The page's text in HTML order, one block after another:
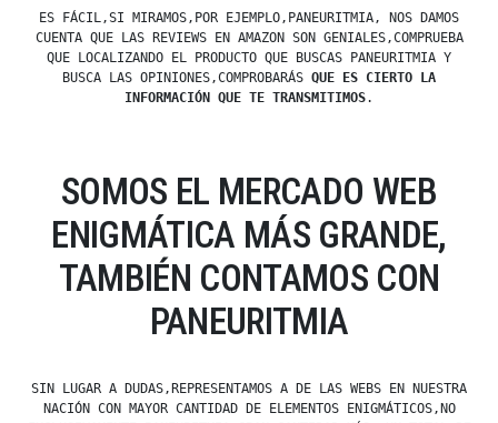
ES FÁCIL,SI MIRAMOS,POR EJEMPLO,PANEURITMIA, NOS DAMOS
CUENTA QUE LAS REVIEWS EN AMAZON SON GENIALES,COMPRUEBA
QUE LOCALIZANDO EL PRODUCTO QUE BUSCAS PANEURITMIA Y
BUSCA LAS OPINIONES,COMPROBARÁS QUE ES CIERTO LA
INFORMACIÓN QUE TE TRANSMITIMOS.
SOMOS EL MERCADO WEB
ENIGMÁTICA MÁS GRANDE,
TAMBIÉN CONTAMOS CON
PANEURITMIA
SIN LUGAR A DUDAS,REPRESENTAMOS A DE LAS WEBS EN NUESTRA
NACIÓN CON MAYOR CANTIDAD DE ELEMENTOS ENIGMÁTICOS,NO